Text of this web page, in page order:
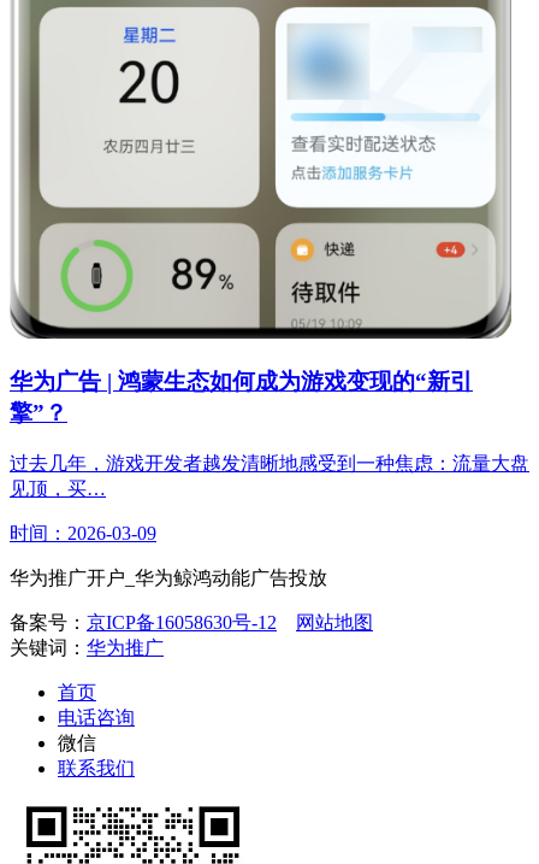
华为广告 | 鸿蒙生态如何成为游戏变现的“新引
擎”？
过去几年，游戏开发者越发清晰地感受到一种焦虑：流量大盘
见顶，买…
时间：2026-03-09
华为推广开户_华为鲸鸿动能广告投放
备案号： 京ICP备16058630号-12
网站地图
关键词： 华为推广
首页
电话咨询
微信
联系我们